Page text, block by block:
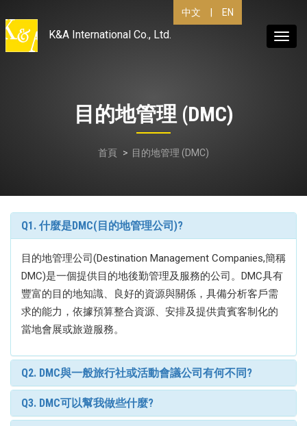
中文 EN
K&A International Co., Ltd.
目的地管理 (DMC)
首頁 目的地管理 (DMC)
Q1. 什麼是DMC(目的地管理公司)?
目的地管理公司(Destination Management Companies,簡稱
DMC)是一個提供目的地後勤管理及服務的公司。DMC具有
豐富的目的地知識、良好的資源與關係，具備分析客戶需
求的能力，依據預算整合資源、安排及提供貴賓客制化的
當地會展或旅遊服務。
Q2. DMC與一般旅行社或活動會議公司有何不同?
Q3. DMC可以幫我做些什麼?